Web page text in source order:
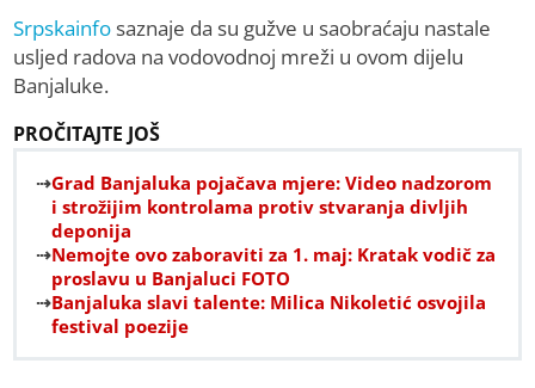
Srpskainfo saznaje da su gužve u saobraćaju nastale
usljed radova na vodovodnoj mreži u ovom dijelu
Banjaluke.
PROČITAJTE JOŠ
Grad Banjaluka pojačava mjere: Video nadzorom
i strožijim kontrolama protiv stvaranja divljih
deponija
Nemojte ovo zaboraviti za 1. maj: Kratak vodič za
proslavu u Banjaluci FOTO
Banjaluka slavi talente: Milica Nikoletić osvojila
festival poezije